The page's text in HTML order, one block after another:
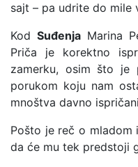
sajt – pa udrite do mile
KodSuđenja Marina
Priča je korektno
zamerku, osim što je
porukom koju nam
mnoštva davno
Pošto je reč o mladom
da će mu tek predstoji